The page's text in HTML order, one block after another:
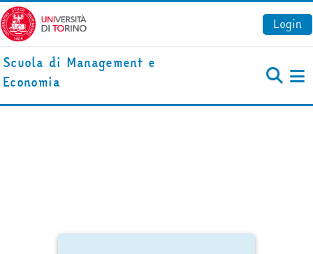
Vai al contenuto principale
Login
Scuola di Management e
Economia